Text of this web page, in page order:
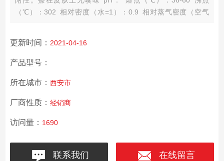
（℃）：302 相对密度（水=1）：0.9 相对蒸气密度（空气
（MPa）：无资料 辛醇/水分配系数的对数值：6
更新时间： 2021-04-16
产品型号：
所在城市： 西安市
厂商性质： 经销商
访问量： 1690
联系我们 在线留言